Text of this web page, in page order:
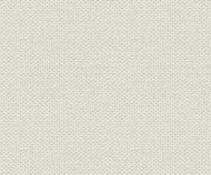
販売;売上
経営者;役員
製品